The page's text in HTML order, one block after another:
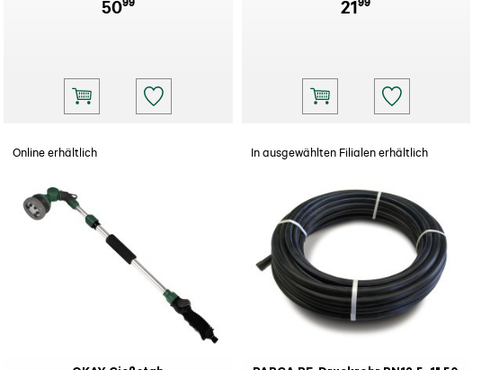
50 21
Online erhältlich In ausgewählten Filialen erhältlich